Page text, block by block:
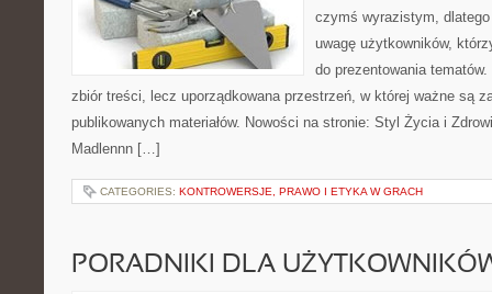
czymś wyrazistym,
uwagę użytkowników,
do prezentowania
zbiór treści, lecz uporządkowana przestrzeń, w której ważne są
publikowanych materiałów. Nowości na stronie: Styl Życia i
Madlennn […]
CATEGORIES: KONTROWERSJE, PRAWO I ETYKA W GRACH
PORADNIKI DLA